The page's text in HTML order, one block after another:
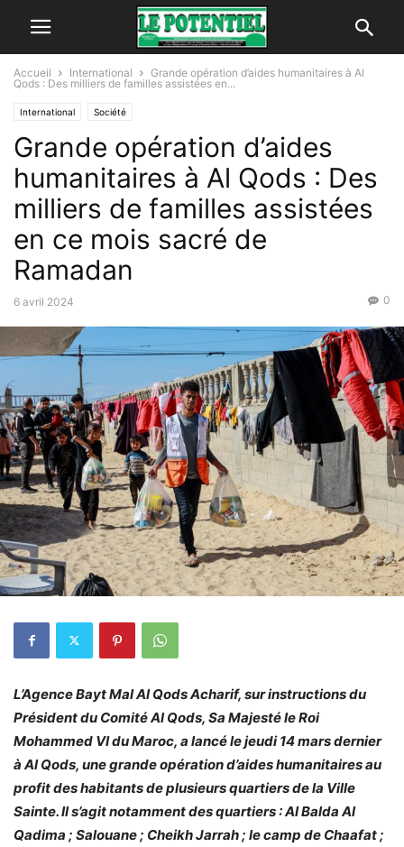
Accueil International
Grande opération d’aides humanitaires à Al
Qods : Des milliers de familles assistées en...
International Société
Grande opération d’aides
humanitaires à Al Qods : Des
milliers de familles assistées
en ce mois sacré de
Ramadan
6 avril 2024 0
L’Agence Bayt Mal Al Qods Acharif, sur instructions du
Président du Comité Al Qods, Sa Majesté le Roi
Mohammed VI du Maroc, a lancé le jeudi 14 mars dernier
à Al Qods, une grande opération d’aides humanitaires au
profit des habitants de plusieurs quartiers de la Ville
Sainte. Il s’agit notamment des quartiers : Al Balda Al
Qadima ; Salouane ; Cheikh Jarrah ; le camp de Chaafat ;